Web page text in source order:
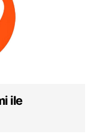
ile